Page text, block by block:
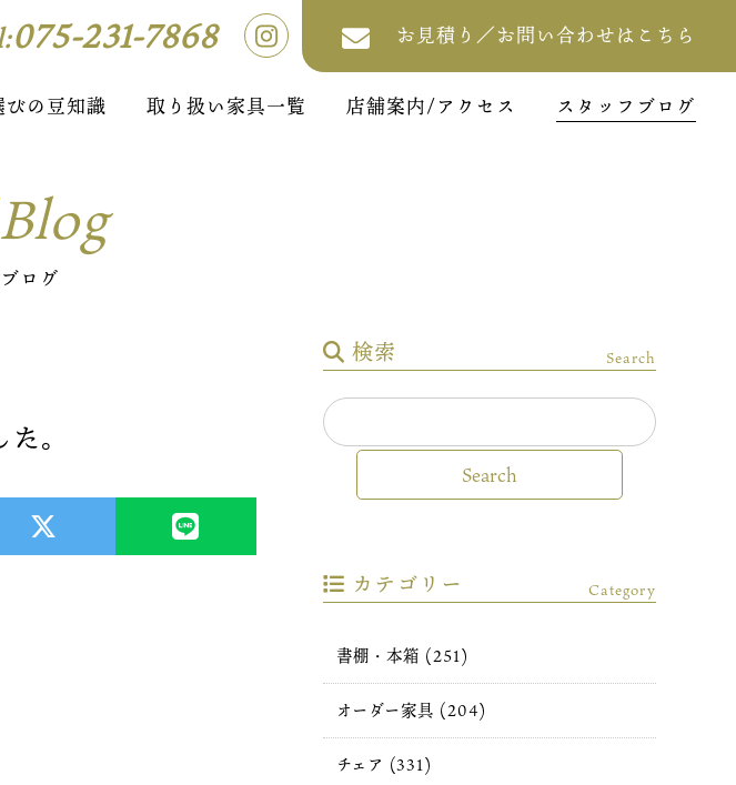
075-231-7868 お見積り／お問い合わせはこちら
びの豆知識 取り扱い家具一覧 店舗案内/アクセス スタッフブログ
ログ
。
検索 Search
カテゴリー Category
書棚・本箱 (251)
オーダー家具 (204)
チェア (331)